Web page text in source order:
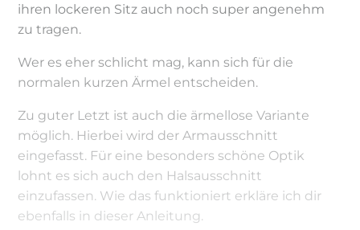
ihren lockeren Sitz auch noch super angenehm
zu tragen.
Wer es eher schlicht mag, kann sich für die
normalen kurzen Ärmel entscheiden.
Zu guter Letzt ist auch die ärmellose Variante
möglich. Hierbei wird der Armausschnitt
eingefasst. Für eine besonders schöne Optik
lohnt es sich auch den Halsausschnitt
einzufassen. Wie das funktioniert erkläre ich dir
ebenfalls in dieser Anleitung.